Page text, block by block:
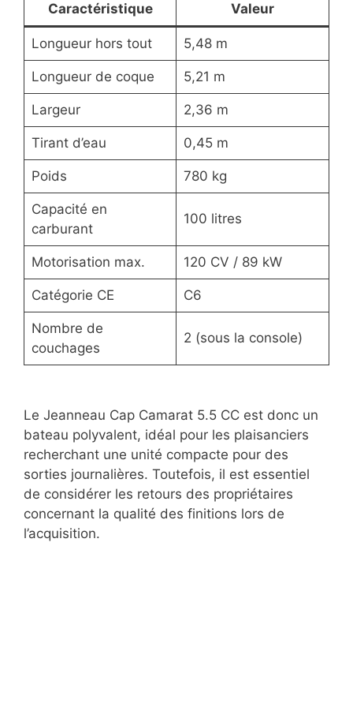
Caractéristique Valeur
Longueur hors tout 5,48 m
Longueur de coque 5,21 m
Largeur 2,36 m
Tirant d’eau 0,45 m
Poids 780 kg
Capacité en
carburant
100 litres
Motorisation max. 120 CV / 89 kW
Catégorie CE C6
Nombre de
couchages
2 (sous la console)
Le Jeanneau Cap Camarat 5.5 CC est donc un
bateau polyvalent, idéal pour les plaisanciers
recherchant une unité compacte pour des
sorties journalières. Toutefois, il est essentiel
de considérer les retours des propriétaires
concernant la qualité des finitions lors de
l’acquisition.